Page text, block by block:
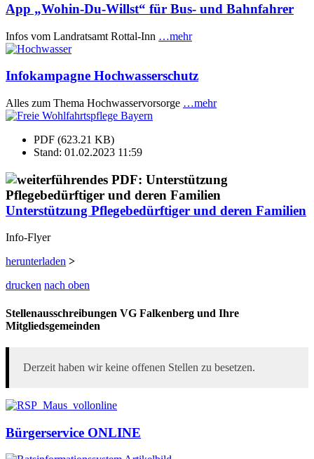
App „Wohin-Du-Willst“ für Bus- und Bahnfahrer
Infos vom Landratsamt Rottal-Inn …mehr
Infokampagne Hochwasserschutz
Alles zum Thema Hochwasservorsorge …mehr
PDF (623.21 KB)
Stand: 01.02.2023 11:59
Unterstützung Pflegebedürftiger und deren Familien
Info-Flyer
herunterladen >
drucken nach oben
Stellenausschreibungen VG Falkenberg und Ihre
Mitgliedsgemeinden
Derzeit haben wir keine offenen Stellen zu besetzen.
Bürgerservice ONLINE